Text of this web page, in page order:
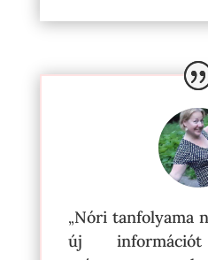
„Nóri tanfolyama
új